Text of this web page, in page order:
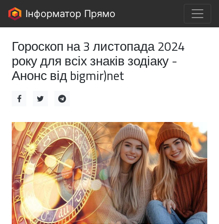
Інформатор Прямо
Гороскоп на 3 листопада 2024
року для всіх знаків зодіаку -
Анонс від bigmir)net